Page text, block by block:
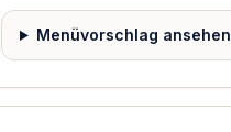
Menüvorschlag ansehen